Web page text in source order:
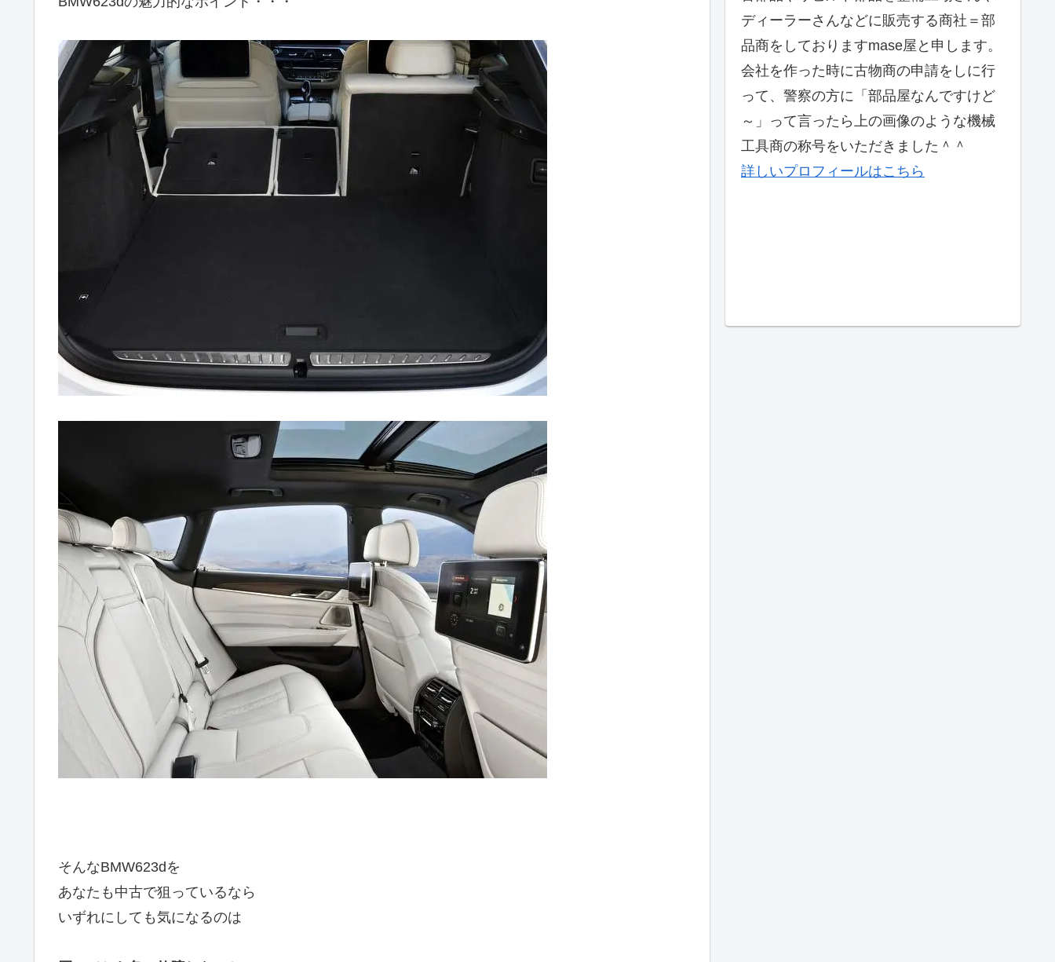
そんなBMW623dを
あなたも中古で狙っているなら
いずれにしても気になるのは
ディーラーさんなどに販売する商社＝部
品商をしておりますmase屋と申します。
会社を作った時に古物商の申請をしに行
って、警察の方に「部品屋なんですけど
～」って言ったら上の画像のような機械
工具商の称号をいただきました＾＾
詳しいプロフィールはこちら